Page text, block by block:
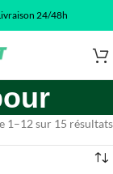
24/48h
1–12 sur 15 résultats